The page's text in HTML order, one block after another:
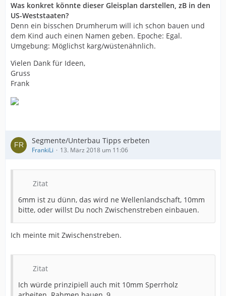
Was konkret könnte dieser Gleisplan darstellen, zB in den
US-Weststaaten?
Denn ein bisschen Drumherum will ich schon bauen und
dem Kind auch einen Namen geben. Epoche: Egal.
Umgebung: Möglichst karg/wüstenähnlich.
Vielen Dank für Ideen,
Gruss
Frank
Segmente/Unterbau Tipps erbeten
FrankiLi 13. März 2018 um 11:06
Zitat
6mm ist zu dünn, das wird ne Wellenlandschaft, 10mm
bitte, oder willst Du noch Zwischenstreben einbauen.
Ich meinte mit Zwischenstreben.
Zitat
Ich würde prinzipiell auch mit 10mm Sperrholz